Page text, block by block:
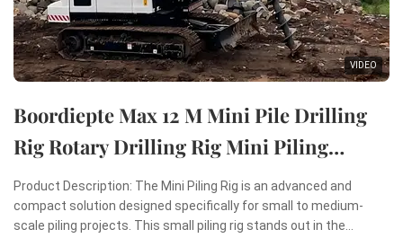
VIDEO
Boordiepte Max 12 M Mini Pile Drilling
Rig Rotary Drilling Rig Mini Piling
Machine
Product Description: The Mini Piling Rig is an advanced and
compact solution designed specifically for small to medium-
scale piling projects. This small piling rig stands out in the